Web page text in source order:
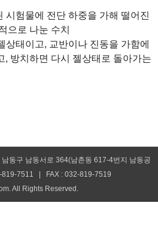
시험물에 전단 하중을 가해 떨어진
으로 나눈 수치
상태이고, 교반이나 진동을 가함에
, 방치하면 다시 젤상태로 돌아가는
동구 남동서로 364(남촌동 617-4번지 남동공
7511 | FAX : 032-819-7519
All Rights Reserved.